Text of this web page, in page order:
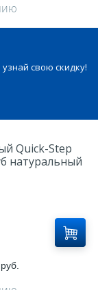
свою скидку!
Quick-Step
натуральный